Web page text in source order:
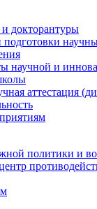
докторантуры
научной и
аттестация
политики и